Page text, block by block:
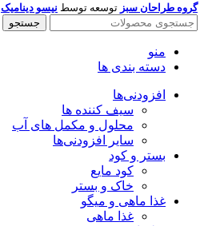
گروه طراحان سبز توسعه توسط نیسو دینامیک
جستجو
منو
دسته بندی ها
افزودنی‌ها
سیف کننده ها
محلول و مکمل های آب
سایر افزودنی‌ها
بستر و کود
کود مایع
خاک و بستر
غذا ماهی و میگو
غذا ماهی